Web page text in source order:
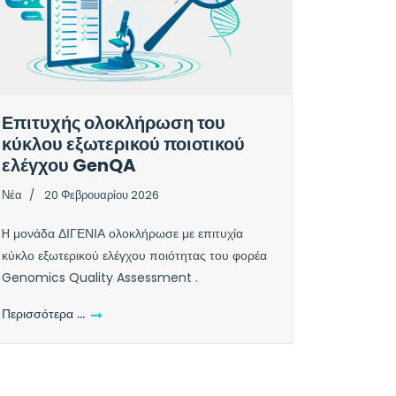
Επιτυχής ολοκλήρωση του
κύκλου εξωτερικού ποιοτικού
ελέγχου GenQA
Νέα 20 Φεβρουαρίου 2026
H μονάδα ΔΙΓΕΝΙΑ ολοκλήρωσε με επιτυχία
κύκλο εξωτερικού ελέγχου ποιότητας του φορέα
Genomics Quality Assessment .
Περισσότερα …